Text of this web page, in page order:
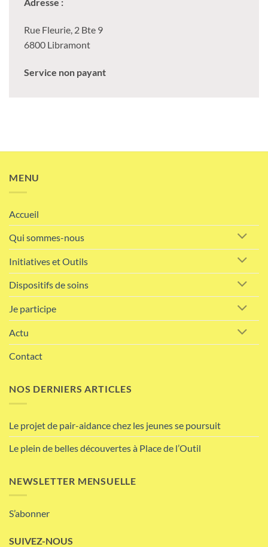
Rue Fleurie, 2 Bte 9
6800 Libramont
Service non payant
MENU
Accueil
Qui sommes-nous
Initiatives et Outils
Dispositifs de soins
Je participe
Actu
Contact
NOS DERNIERS ARTICLES
Le projet de pair-aidance chez les jeunes se poursuit
Le plein de belles découvertes à Place de l’Outil
NEWSLETTER MENSUELLE
S’abonner
SUIVEZ-NOUS